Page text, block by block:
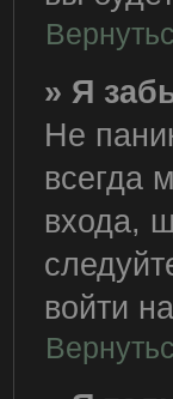
» Я
Не
всегда
входа,
войти